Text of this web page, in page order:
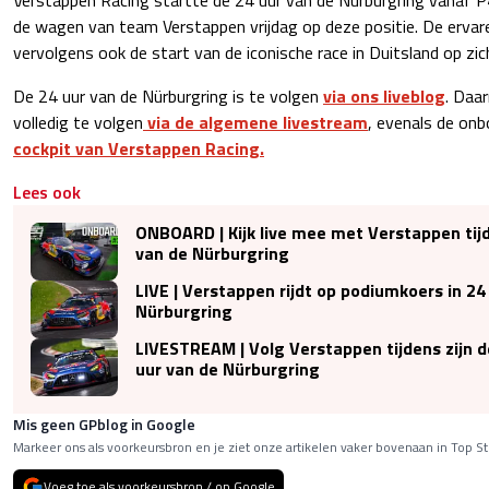
de wagen van team Verstappen vrijdag op deze positie. De
vervolgens ook de start van de iconische race in Duitsland op
De 24 uur van de Nürburgring is te volgen via ons liveblog.
volledig te volgen via de algemene livestream, evenals de
cockpit van Verstappen Racing.
Lees ook
ONBOARD | Kijk live mee met Verstappen
van de Nürburgring
LIVE | Verstappen rijdt op podiumkoers in
Nürburgring
LIVESTREAM | Volg Verstappen tijdens zijn
uur van de Nürburgring
Mis geen GPblog in Google
Markeer ons als voorkeursbron en je ziet onze artikelen vaker bovenaan in Top